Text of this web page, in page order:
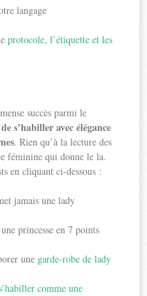
langage
protocole, l’étiquette et les
succès parmi le
s’habiller avec élégance
. Rien qu’à la lecture des
féminine qui donne le la.
en cliquant ci-dessous :
jamais une lady
princesse en 7 points
une garde-robe de lady
comme une